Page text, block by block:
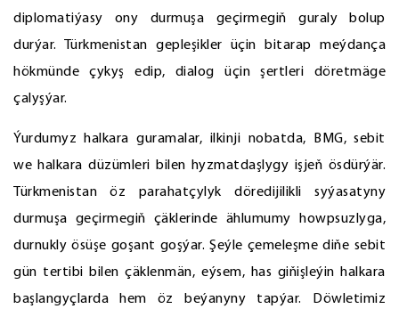
diplomatiýasy ony durmuşa geçirmegiň guraly bolup
durýar. Türkmenistan gepleşikler üçin bitarap meýdança
hökmünde çykyş edip, dialog üçin şertleri döretmäge
çalyşýar.
Ýurdumyz halkara guramalar, ilkinji nobatda, BMG, sebit
we halkara düzümleri bilen hyzmatdaşlygy işjeň ösdürýär.
Türkmenistan öz parahatçylyk döredijilikli syýasatyny
durmuşa geçirmegiň çäklerinde ählumumy howpsuzlyga,
durnukly ösüşe goşant goşýar. Şeýle çemeleşme diňe sebit
gün tertibi bilen çäklenmän, eýsem, has giňişleýin halkara
başlangyçlarda hem öz beýanyny tapýar. Döwletimiz